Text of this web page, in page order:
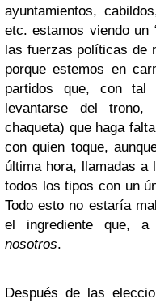
ayuntamientos,
etc. estamos viendo un
las fuerzas políticas de
porque estemos en
partidos que, con
levantarse del
chaqueta) que haga
con quien toque,
última hora, llamadas a
todos los tipos con un
Todo esto no estaría
el ingrediente que, a
nosotros.
Después de las